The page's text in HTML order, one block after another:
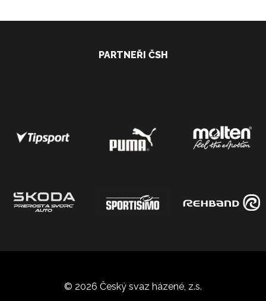
PARTNEŘI ČSH
© 2026 Český svaz házené, z.s.